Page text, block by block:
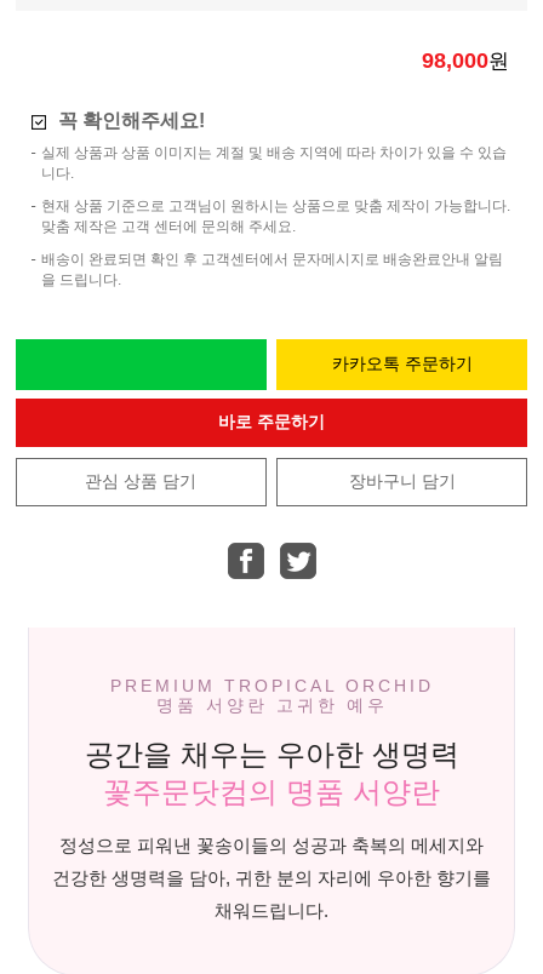
98,000원
꼭 확인해주세요!
실제 상품과 상품 이미지는 계절 및 배송 지역에 따라 차이가 있을 수 있습
니다.
현재 상품 기준으로 고객님이 원하시는 상품으로 맞춤 제작이 가능합니다.
맞춤 제작은 고객 센터에 문의해 주세요.
배송이 완료되면 확인 후 고객센터에서 문자메시지로 배송완료안내 알림
을 드립니다.
카카오톡 주문하기
바로 주문하기
관심 상품 담기 장바구니 담기
PREMIUM TROPICAL ORCHID
명품 서양란 고귀한 예우
공간을 채우는 우아한 생명력
꽃주문닷컴의 명품 서양란
정성으로 피워낸 꽃송이들의 성공과 축복의 메세지와
건강한 생명력을 담아, 귀한 분의 자리에 우아한 향기를
채워드립니다.